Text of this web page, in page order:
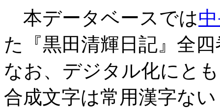
本データベースでは
た『黒田清輝日記』全
なお、デジタル化にと
合成文字は常用漢字な